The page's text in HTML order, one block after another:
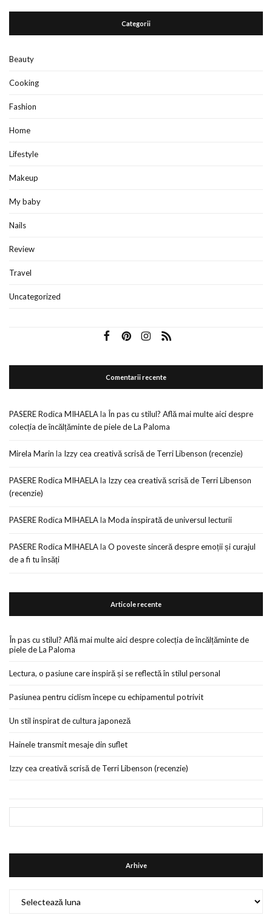
Categorii
Beauty
Cooking
Fashion
Home
Lifestyle
Makeup
My baby
Nails
Review
Travel
Uncategorized
Comentarii recente
PASERE Rodica MIHAELAla În pas cu stilul? Află mai multe aici despre
colecția de încălțăminte de piele de La Paloma
Mirela Marin la Izzy cea creativă scrisă de Terri Libenson (recenzie)
PASERE Rodica MIHAELAla Izzy cea creativă scrisă de Terri Libenson
(recenzie)
PASERE Rodica MIHAELAla Moda inspirată de universul lecturii
PASERE Rodica MIHAELAla O poveste sinceră despre emoții și curajul
de a fi tu însăți
Articole recente
În pas cu stilul? Află mai multe aici despre colecția de încălțăminte de
piele de La Paloma
Lectura, o pasiune care inspiră și se reflectă în stilul personal
Pasiunea pentru ciclism începe cu echipamentul potrivit
Un stil inspirat de cultura japoneză
Hainele transmit mesaje din suflet
Izzy cea creativă scrisă de Terri Libenson (recenzie)
Arhive